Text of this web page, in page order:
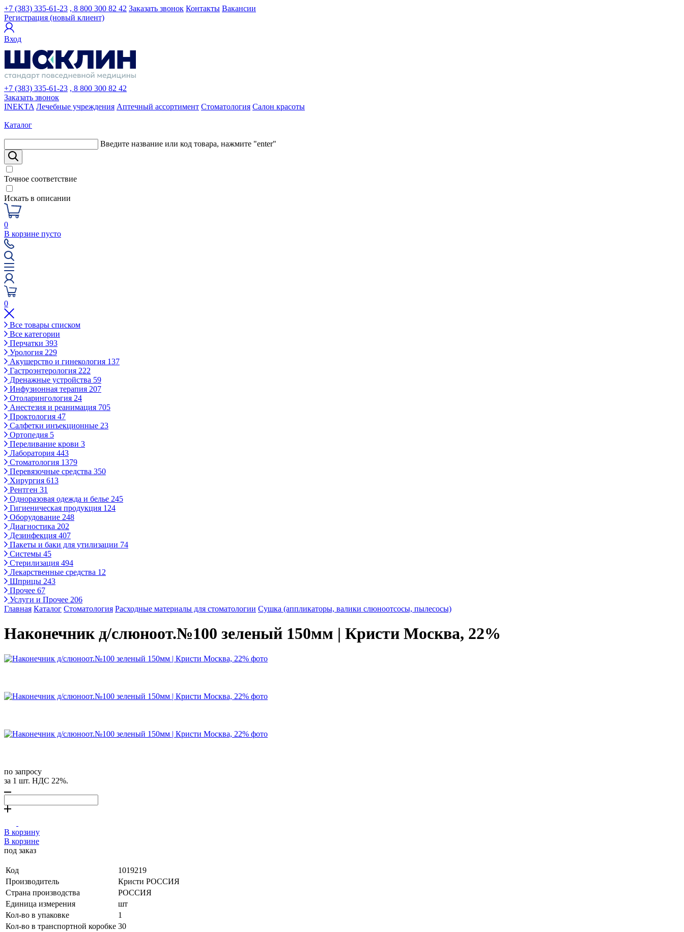
+7 (383) 335-61-23 , 8 800 300 82 42 Заказать звонок Контакты Вакансии
Регистрация (новый клиент)
Вход
+7 (383) 335-61-23 , 8 800 300 82 42
Заказать звонок
INEKTA Лечебные учреждения Аптечный ассортимент Стоматология Салон красоты
Каталог
Введите название или код товара, нажмите "enter"
Точное соответствие
Искать в описании
0
В корзине пусто
0
Все товары списком
Все категории
Перчатки 393
Урология 229
Акушерство и гинекология 137
Гастроэнтерология 222
Дренажные устройства 59
Инфузионная терапия 207
Отоларингология 24
Анестезия и реанимация 705
Проктология 47
Салфетки инъекционные 23
Ортопедия 5
Переливание крови 3
Лаборатория 443
Стоматология 1379
Перевязочные средства 350
Хирургия 613
Рентген 31
Одноразовая одежда и белье 245
Гигиеническая продукция 124
Оборудование 248
Диагностика 202
Дезинфекция 407
Пакеты и баки для утилизации 74
Системы 45
Стерилизация 494
Лекарственные средства 12
Шприцы 243
Прочее 67
Услуги и Прочее 206
Главная Каталог Стоматология Расходные материалы для стоматологии Сушка (аппликаторы, валики слюноотсосы, пылесосы)
Наконечник д/слюноот.№100 зеленый 150мм | Кристи Москва, 22%
по запросу
за 1 шт. НДС 22%.
В корзину
В корзине
под заказ
Код
1019219
Производитель
Кристи РОССИЯ
Страна производства
РОССИЯ
Единица измерения
шт
Кол-во в упаковке
1
Кол-во в транспортной коробке 30